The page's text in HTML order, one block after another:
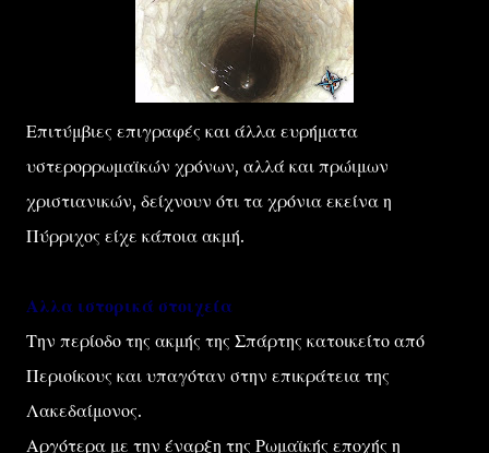
Επιτύμβιες επιγραφές και άλλα ευρήματα
υστερορρωμαϊκών χρόνων, αλλά και πρώιμων
χριστιανικών, δείχνουν ότι τα χρόνια εκείνα η
Πύρριχος είχε κάποια ακμή.
Αλλα ιστορικά στοιχεία
Την περίοδο της ακμής της Σπάρτης κατοικείτο από
Περιοίκους και υπαγόταν στην επικράτεια της
Λακεδαίμονος.
Αργότερα με την έναρξη της Ρωμαϊκής εποχής η